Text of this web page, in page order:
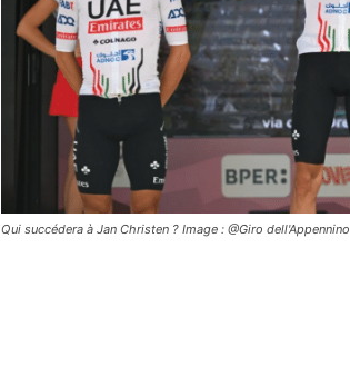
Qui succédera à Jan Christen ? Image : @Giro dell'Appennino